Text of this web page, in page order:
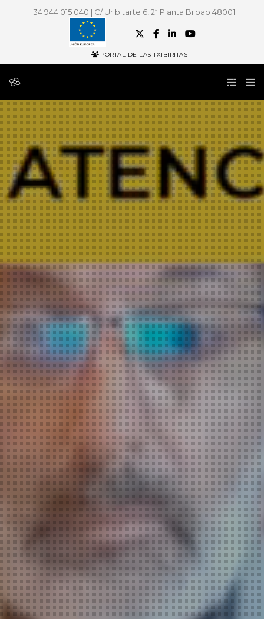
+34 944 015 040 | C/ Uribitarte 6, 2ª Planta Bilbao 48001
PORTAL DE LAS TXIBIRITAS